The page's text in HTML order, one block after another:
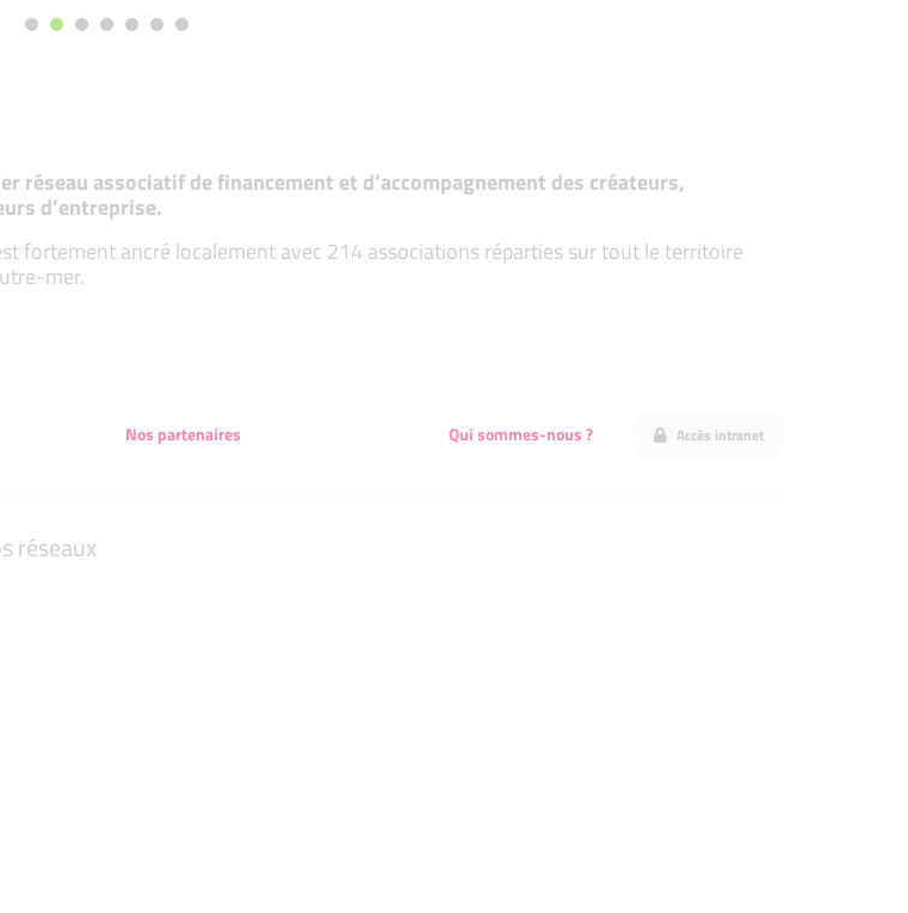
réseau associatif de financement et d’accompagnement des créateurs,
d’entreprise.
fortement ancré localement avec 214 associations réparties sur tout le territoire
mer.
Nos partenaires Qui sommes-nous ? Accès intranet
réseaux